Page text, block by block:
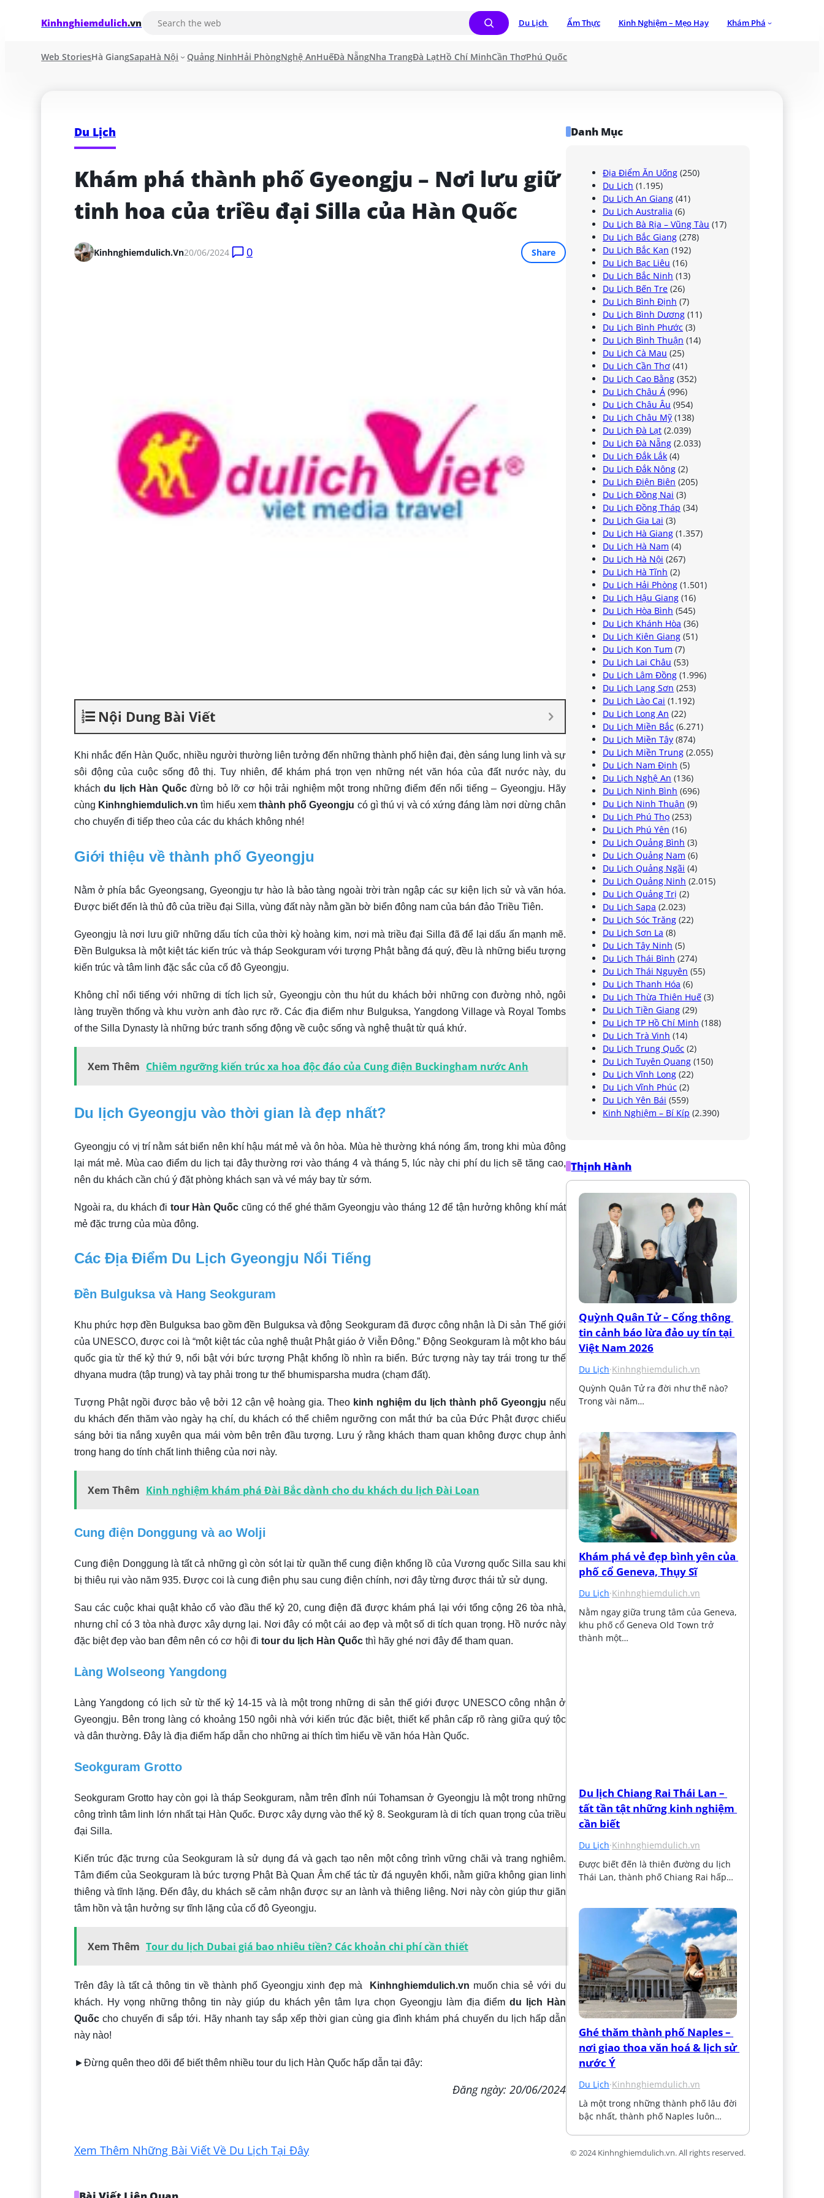
Kinhnghiemdulich.vn Du Lịch Ẩm Thực Kinh Nghiệm – Mẹo Hay Khám Phá
Web StoriesHà GiangSapaHà Nội Quảng NinhHải PhòngNghệ AnHuếĐà NẵngNha TrangĐà LạtHồ Chí MinhCần ThơPhú Quốc
Du Lịch
Khám phá thành phố Gyeongju – Nơi lưu giữ
tinh hoa của triều đại Silla của Hàn Quốc
Kinhnghiemdulich.vn20/06/2024 0 Share
Nội Dung Bài Viết
Khi nhắc đến Hàn Quốc, nhiều người thường liên tưởng đến những thành phố hiện đại, đèn sáng lung linh và sự
sôi động của cuộc sống đô thị. Tuy nhiên, để khám phá trọn vẹn những nét văn hóa của đất nước này, du
kháchdu lịch Hàn Quốcđừng bỏ lỡ cơ hội trải nghiệm một trong những điểm đến nổi tiếng – Gyeongju. Hãy
cùng Kinhnghiemdulich.vn tìm hiểu xemthành phố Gyeongju có gì thú vị và có xứng đáng làm nơi dừng chân
cho chuyến đi tiếp theo của các du khách không nhé!
Giới thiệu về thành phố Gyeongju
Nằm ở phía bắc Gyeongsang, Gyeongju tự hào là bảo tàng ngoài trời tràn ngập các sự kiện lịch sử và văn hóa.
Được biết đến là thủ đô của triều đại Silla, vùng đất này nằm gần bờ biển đông nam của bán đảo Triều Tiên.
Gyeongju là nơi lưu giữ những dấu tích của thời kỳ hoàng kim, nơi mà triều đại Silla đã để lại dấu ấn mạnh mẽ.
Đền Bulguksa là một kiệt tác kiến trúc và tháp Seokguram với tượng Phật bằng đá quý, đều là những biểu tượng
kiến trúc và tâm linh đặc sắc của cố đô Gyeongju.
Không chỉ nổi tiếng với những di tích lịch sử, Gyeongju còn thu hút du khách bởi những con đường nhỏ, ngôi
làng truyền thống và khu vườn anh đào rực rỡ. Các địa điểm như Bulguksa, Yangdong Village và Royal Tombs
of the Silla Dynasty là những bức tranh sống động về cuộc sống và nghệ thuật từ quá khứ.
Xem Thêm Chiêm ngưỡng kiến trúc xa hoa độc đáo của Cung điện Buckingham nước Anh
Du lịch Gyeongju vào thời gian là đẹp nhất?
Gyeongju có vị trí nằm sát biển nên khí hậu mát mẻ và ôn hòa. Mùa hè thường khá nóng ẩm, trong khi mùa đông
lại mát mẻ. Mùa cao điểm du lịch tại đây thường rơi vào tháng 4 và tháng 5, lúc này chi phí du lịch sẽ tăng cao,
nên du khách cần chú ý đặt phòng khách sạn và vé máy bay từ sớm.
Ngoài ra, du khách đi tour Hàn Quốc cũng có thể ghé thăm Gyeongju vào tháng 12 để tận hưởng không khí mát
mẻ đặc trưng của mùa đông.
Các Địa Điểm Du Lịch Gyeongju Nổi Tiếng
Đền Bulguksa và Hang Seokguram
Khu phức hợp đền Bulguksa bao gồm đền Bulguksa và động Seokguram đã được công nhận là Di sản Thế giới
của UNESCO, được coi là “một kiệt tác của nghệ thuật Phật giáo ở Viễn Đông.” Động Seokguram là một kho báu
quốc gia từ thế kỷ thứ 9, nổi bật với bức tượng Phật khổng lồ nhìn ra biển. Bức tượng này tay trái trong tư thế
dhyana mudra (tập trung) và tay phải trong tư thế bhumisparsha mudra (chạm đất).
Tượng Phật ngồi được bảo vệ bởi 12 cận vệ hoàng gia. Theo kinh nghiệm du lịch thành phố Gyeongju nếu
du khách đến thăm vào ngày hạ chí, du khách có thể chiêm ngưỡng con mắt thứ ba của Đức Phật được chiếu
sáng bởi tia nắng xuyên qua mái vòm bên trên đầu tượng. Lưu ý rằng khách tham quan không được chụp ảnh
trong hang do tính chất linh thiêng của nơi này.
Xem Thêm Kinh nghiệm khám phá Đài Bắc dành cho du khách du lịch Đài Loan
Cung điện Donggung và ao Wolji
Cung điện Donggung là tất cả những gì còn sót lại từ quần thể cung điện khổng lồ của Vương quốc Silla sau khi
bị thiêu rụi vào năm 935. Được coi là cung điện phụ sau cung điện chính, nơi đây từng được thái tử sử dụng.
Sau các cuộc khai quật khảo cổ vào đầu thế kỷ 20, cung điện đã được khám phá lại với tổng cộng 26 tòa nhà,
nhưng chỉ có 3 tòa nhà được xây dựng lại. Nơi đây có một cái ao đẹp và một số di tích quan trọng. Hồ nước này
đặc biệt đẹp vào ban đêm nên có cơ hội đi tour du lịch Hàn Quốcthì hãy ghé nơi đây để tham quan.
Làng Wolseong Yangdong
Làng Yangdong có lịch sử từ thế kỷ 14-15 và là một trong những di sản thế giới được UNESCO công nhận ở
Gyeongju. Bên trong làng có khoảng 150 ngôi nhà với kiến trúc đặc biệt, thiết kế phân cấp rõ ràng giữa quý tộc
và dân thường. Đây là địa điểm hấp dẫn cho những ai thích tìm hiểu về văn hóa Hàn Quốc.
Seokguram Grotto
Seokguram Grotto hay còn gọi là tháp Seokguram, nằm trên đỉnh núi Tohamsan ở Gyeongju là một trong những
công trình tâm linh lớn nhất tại Hàn Quốc. Được xây dựng vào thế kỷ 8. Seokguram là di tích quan trọng của triều
đại Silla.
Kiến trúc đặc trưng của Seokguram là sử dụng đá và gạch tạo nên một công trình vững chãi và trang nghiêm.
Tâm điểm của Seokguram là bức tượng Phật Bà Quan Âm chế tác từ đá nguyên khối, nằm giữa không gian linh
thiêng và tĩnh lặng. Đến đây, du khách sẽ cảm nhận được sự an lành và thiêng liêng. Nơi này còn giúp thư giãn
tâm hồn và tận hưởng sự tĩnh lặng của cố đô Gyeongju.
Xem Thêm Tour du lịch Dubai giá bao nhiêu tiền? Các khoản chi phí cần thiết
Trên đây là tất cả thông tin về thành phố Gyeongju xinh đẹp mà Kinhnghiemdulich.vn muốn chia sẻ với du
khách. Hy vọng những thông tin này giúp du khách yên tâm lựa chọn Gyeongju làm địa điểmdu lịch Hàn
Quốccho chuyến đi sắp tới. Hãy nhanh tay sắp xếp thời gian cùng gia đình khám phá chuyến du lịch hấp dẫn
này nào!
►Đừng quên theo dõi để biết thêm nhiều tour du lịch Hàn Quốc hấp dẫn tại đây:
Đăng ngày: 20/06/2024
Xem Thêm Những Bài Viết Về Du Lịch Tại Đây
Danh Mục
Địa Điểm Ăn Uống (250)
Du Lịch (1.195)
Du Lịch An Giang (41)
Du Lịch Australia (6)
Du Lịch Bà Rịa – Vũng Tàu (17)
Du Lịch Bắc Giang (278)
Du Lịch Bắc Kạn (192)
Du Lịch Bạc Liêu (16)
Du Lịch Bắc Ninh (13)
Du Lịch Bến Tre (26)
Du Lịch Bình Định (7)
Du Lịch Bình Dương (11)
Du Lịch Bình Phước (3)
Du Lịch Bình Thuận (14)
Du Lịch Cà Mau (25)
Du Lịch Cần Thơ (41)
Du Lịch Cao Bằng (352)
Du Lịch Châu Á (996)
Du Lịch Châu Âu (954)
Du Lịch Châu Mỹ (138)
Du Lịch Đà Lạt (2.039)
Du Lịch Đà Nẵng (2.033)
Du Lịch Đắk Lắk (4)
Du Lịch Đắk Nông (2)
Du Lịch Điện Biên (205)
Du Lịch Đồng Nai (3)
Du Lịch Đồng Tháp (34)
Du Lịch Gia Lai (3)
Du Lịch Hà Giang (1.357)
Du Lịch Hà Nam (4)
Du Lịch Hà Nội (267)
Du Lịch Hà Tĩnh (2)
Du Lịch Hải Phòng (1.501)
Du Lịch Hậu Giang (16)
Du Lịch Hòa Bình (545)
Du Lịch Khánh Hòa (36)
Du Lịch Kiên Giang (51)
Du Lịch Kon Tum (7)
Du Lịch Lai Châu (53)
Du Lịch Lâm Đồng (1.996)
Du Lịch Lạng Sơn (253)
Du Lịch Lào Cai (1.192)
Du Lịch Long An (22)
Du Lịch Miền Bắc (6.271)
Du Lịch Miền Tây (874)
Du Lịch Miền Trung (2.055)
Du Lịch Nam Định (5)
Du Lịch Nghệ An (136)
Du Lịch Ninh Bình (696)
Du Lịch Ninh Thuận (9)
Du Lịch Phú Thọ (253)
Du Lịch Phú Yên (16)
Du Lịch Quảng Bình (3)
Du Lịch Quảng Nam (6)
Du Lịch Quảng Ngãi (4)
Du Lịch Quảng Ninh (2.015)
Du Lịch Quảng Trị (2)
Du Lịch Sapa (2.023)
Du Lịch Sóc Trăng (22)
Du Lịch Sơn La (8)
Du Lịch Tây Ninh (5)
Du Lịch Thái Bình (274)
Du Lịch Thái Nguyên (55)
Du Lịch Thanh Hóa (6)
Du Lịch Thừa Thiên Huế (3)
Du Lịch Tiền Giang (29)
Du Lịch TP Hồ Chí Minh (188)
Du Lịch Trà Vinh (14)
Du Lịch Trung Quốc (2)
Du Lịch Tuyên Quang (150)
Du Lịch Vĩnh Long (22)
Du Lịch Vĩnh Phúc (2)
Du Lịch Yên Bái (559)
Kinh Nghiệm – Bí Kíp (2.390)
Thịnh Hành
Quỳnh Quân Tử – Cổng thông
tin cảnh báo lừa đảo uy tín tại
Việt Nam 2026
Du Lịch·Kinhnghiemdulich.vn
Quỳnh Quân Tử ra đời như thế nào?
Trong vài năm…
Khám phá vẻ đẹp bình yên của
phố cổ Geneva, Thụy Sĩ
Du Lịch·Kinhnghiemdulich.vn
Nằm ngay giữa trung tâm của Geneva,
khu phố cổ Geneva Old Town trở
thành một…
Du lịch Chiang Rai Thái Lan –
tất tần tật những kinh nghiệm
cần biết
Du Lịch·Kinhnghiemdulich.vn
Được biết đến là thiên đường du lịch
Thái Lan, thành phố Chiang Rai hấp…
Ghé thăm thành phố Naples –
nơi giao thoa văn hoá & lịch sử
nước Ý
Du Lịch·Kinhnghiemdulich.vn
Là một trong những thành phố lâu đời
bậc nhất, thành phố Naples luôn…
© 2024 Kinhnghiemdulich.vn. All rights reserved.